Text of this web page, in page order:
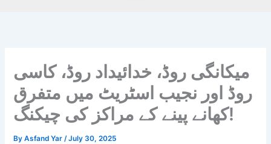
میکانگی روڈ، خدائیداد روڈ، کاسی
روڈ اور نجیب اسٹریٹ میں متفرق
کھانے پینے کے مراکز کی چیکنگ!
ByAsfand Yar /July 30, 2025